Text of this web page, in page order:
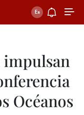
impulsan
Océanos